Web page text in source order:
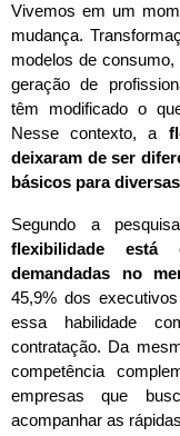
Vivemos em um
mudança.
modelos de
geração de
têm modificado o
Nesse contexto, a
deixaram de ser
básicos para
Segundo a
flexibilidade
demandadas no
45,9% dos
essa habilidade
contratação. Da
competência
empresas que
acompanhar as